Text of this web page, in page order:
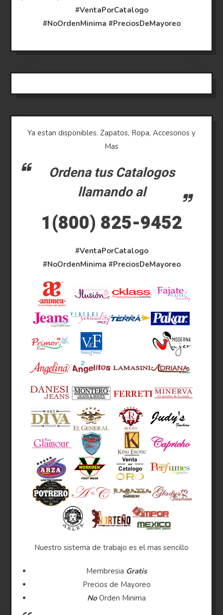
#VentaPorCatalogo
#NoOrdenMinima #PreciosDeMayoreo
Ya estan disponibles. Zapatos, Ropa, Accesorios y
Mas
Ordena tus Catalogos
llamando al
1(800) 825-9452
#VentaPorCatalogo
#NoOrdenMinima #PreciosDeMayoreo
Nuestro sistema de trabajo es el mas sencillo
Membresia Gratis
Precios de Mayoreo
No Orden Minima